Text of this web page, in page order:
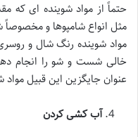
حتماً از مواد شوینده ای که
مثل انواع شامپوها و
مواد شوینده رنگ شال و
خالی شست و شو را انجام
عنوان جایگزین این قبیل مواد
آب کشی کردن